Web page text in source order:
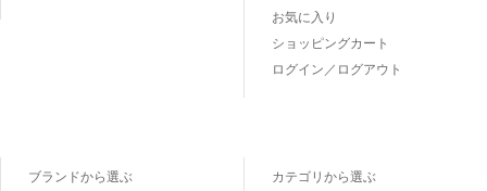
お気に入り
ショッピングカート
ログイン／ログアウト
ブランドから選ぶ
カテゴリから選ぶ